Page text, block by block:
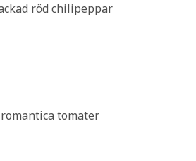
röd chilipeppar
tomater